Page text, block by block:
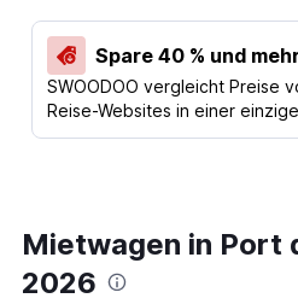
Spare 40 % und
SWOODOO vergleicht Preise
Reise-Websites in einer
Mietwagen in Port
2026